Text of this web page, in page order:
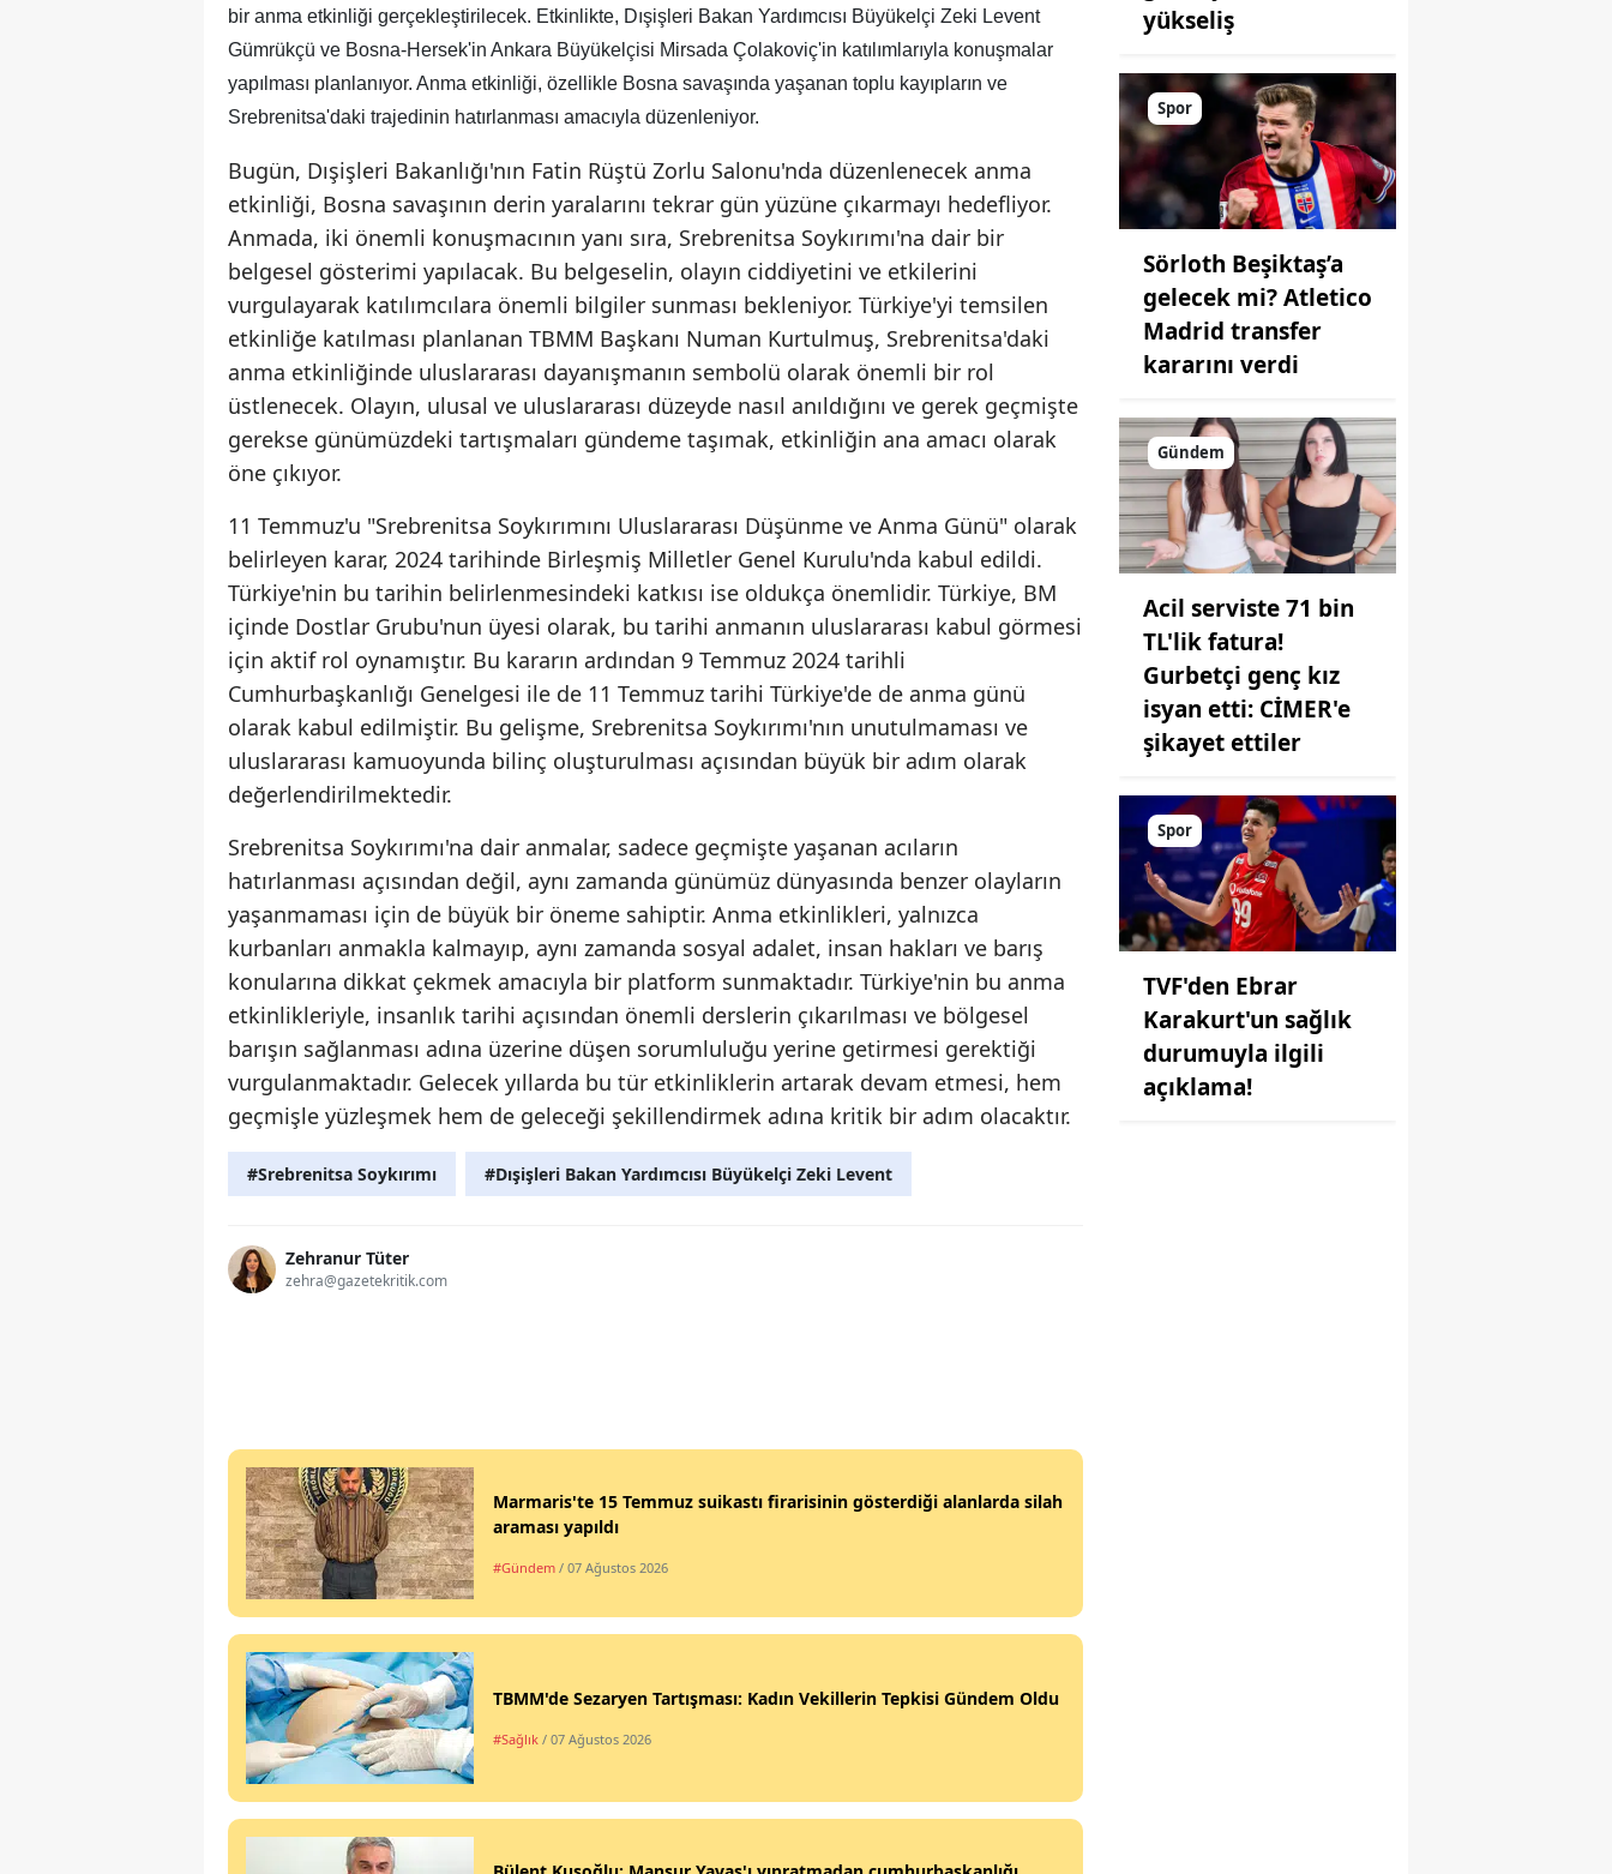
bir anma etkinliği gerçekleştirilecek. Etkinlikte, Dışişleri Bakan Yardımcısı Büyükelçi Zeki Levent
Gümrükçü ve Bosna-Hersek'in Ankara Büyükelçisi Mirsada Çolakoviç'in katılımlarıyla konuşmalar
yapılması planlanıyor. Anma etkinliği, özellikle Bosna savaşında yaşanan toplu kayıpların ve
Srebrenitsa'daki trajedinin hatırlanması amacıyla düzenleniyor.
Bugün, Dışişleri Bakanlığı'nın Fatin Rüştü Zorlu Salonu'nda düzenlenecek anma
etkinliği, Bosna savaşının derin yaralarını tekrar gün yüzüne çıkarmayı hedefliyor.
Anmada, iki önemli konuşmacının yanı sıra, Srebrenitsa Soykırımı'na dair bir
belgesel gösterimi yapılacak. Bu belgeselin, olayın ciddiyetini ve etkilerini
vurgulayarak katılımcılara önemli bilgiler sunması bekleniyor. Türkiye'yi temsilen
etkinliğe katılması planlanan TBMM Başkanı Numan Kurtulmuş, Srebrenitsa'daki
anma etkinliğinde uluslararası dayanışmanın sembolü olarak önemli bir rol
üstlenecek. Olayın, ulusal ve uluslararası düzeyde nasıl anıldığını ve gerek geçmişte
gerekse günümüzdeki tartışmaları gündeme taşımak, etkinliğin ana amacı olarak
öne çıkıyor.
11 Temmuz'u "Srebrenitsa Soykırımını Uluslararası Düşünme ve Anma Günü" olarak
belirleyen karar, 2024 tarihinde Birleşmiş Milletler Genel Kurulu'nda kabul edildi.
Türkiye'nin bu tarihin belirlenmesindeki katkısı ise oldukça önemlidir. Türkiye, BM
içinde Dostlar Grubu'nun üyesi olarak, bu tarihi anmanın uluslararası kabul görmesi
için aktif rol oynamıştır. Bu kararın ardından 9 Temmuz 2024 tarihli
Cumhurbaşkanlığı Genelgesi ile de 11 Temmuz tarihi Türkiye'de de anma günü
olarak kabul edilmiştir. Bu gelişme, Srebrenitsa Soykırımı'nın unutulmaması ve
uluslararası kamuoyunda bilinç oluşturulması açısından büyük bir adım olarak
değerlendirilmektedir.
Srebrenitsa Soykırımı'na dair anmalar, sadece geçmişte yaşanan acıların
hatırlanması açısından değil, aynı zamanda günümüz dünyasında benzer olayların
yaşanmaması için de büyük bir öneme sahiptir. Anma etkinlikleri, yalnızca
kurbanları anmakla kalmayıp, aynı zamanda sosyal adalet, insan hakları ve barış
konularına dikkat çekmek amacıyla bir platform sunmaktadır. Türkiye'nin bu anma
etkinlikleriyle, insanlık tarihi açısından önemli derslerin çıkarılması ve bölgesel
barışın sağlanması adına üzerine düşen sorumluluğu yerine getirmesi gerektiği
vurgulanmaktadır. Gelecek yıllarda bu tür etkinliklerin artarak devam etmesi, hem
geçmişle yüzleşmek hem de geleceği şekillendirmek adına kritik bir adım olacaktır.
#Srebrenitsa Soykırımı #Dışişleri Bakan Yardımcısı Büyükelçi Zeki Levent
Zehranur Tüter
zehra@gazetekritik.com
Marmaris'te 15 Temmuz suikastı firarisinin gösterdiği alanlarda silah
araması yapıldı
#Gündem / 07 Ağustos 2026
TBMM'de Sezaryen Tartışması: Kadın Vekillerin Tepkisi Gündem Oldu
#Sağlık / 07 Ağustos 2026
yükseliş
Spor
Sörloth Beşiktaş’a
gelecek mi? Atletico
Madrid transfer
kararını verdi
Gündem
Acil serviste 71 bin
TL'lik fatura!
Gurbetçi genç kız
isyan etti: CİMER'e
şikayet ettiler
Spor
TVF'den Ebrar
Karakurt'un sağlık
durumuyla ilgili
açıklama!